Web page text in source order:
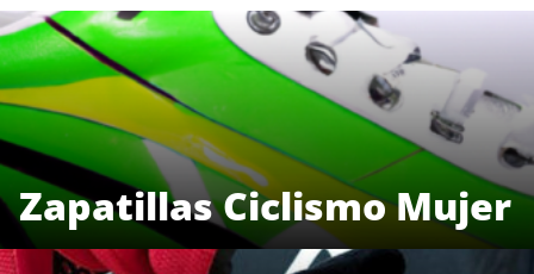
Zapatillas Ciclismo Mujer